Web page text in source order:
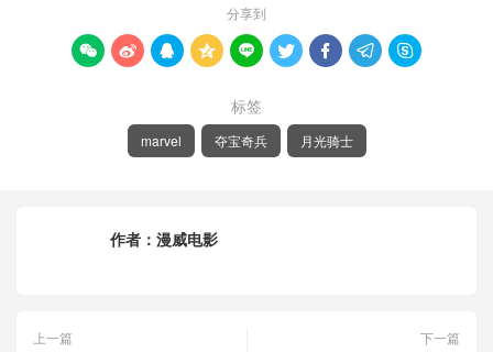
分享到
        
标签
marvel 夺宝奇兵 月光骑士
作者： 漫威电影
上一篇 下一篇